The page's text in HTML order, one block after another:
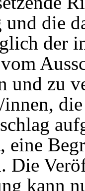
und die
der
und zu
innen,
eine
Die
kann